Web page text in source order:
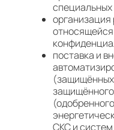
относящейся
поставка и
СКС и